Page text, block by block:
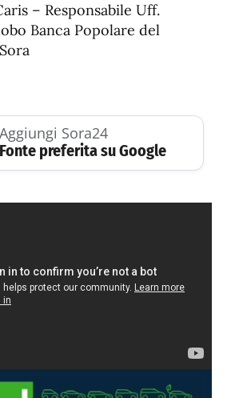
– Responsabile Uff.
Banca Popolare del
Aggiungi Sora24
Fonte preferita su Google